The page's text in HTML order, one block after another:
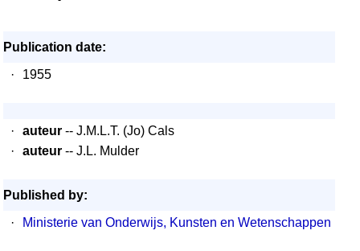
Publication date:
·
1955
· auteur -- J.M.L.T. (Jo) Cals
·
auteur -- J.L. Mulder
Published by:
·
Ministerie van Onderwijs, Kunsten en Wetenschappen